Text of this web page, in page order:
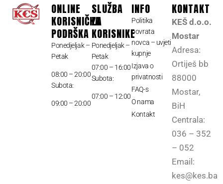
ONLINE
KORISNIČKA
PODRŠKA
Ponedjeljak –
Petak
08:00 – 20:00
Subota:
09:00 – 20:00
SLUŽBA
ZA
KORISNIKE
Ponedjeljak –
Petak
07:00 – 16:00
Subota:
07:00 – 12:00
INFO
Politika
povrata
novca – uvjeti
kupnje
Izjava o
privatnosti
FAQ-s
O nama
Kontakt
KONTAKT
KEŠ d.o.o.
Mostar
Adresa:
Ortiješ bb
88000
Mostar,
BiH
Centrala:
036 – 352
– 052
Email:
kes@kes.ba